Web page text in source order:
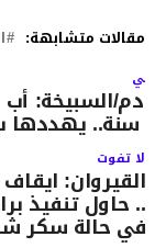
مقالات متشابهة:
السبيخة:
لا تفوت
القيروان:
.. حاول تنفيذ
في حالة سكر